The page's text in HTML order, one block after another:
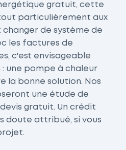
gratuit, cette
particulièrement aux
de système de
les factures de
c'est envisageable
une pompe à chaleur
la bonne solution. Nos
une étude de
gratuit. Un crédit
doute attribué, si vous